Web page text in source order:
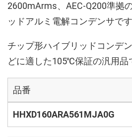
2600mArms、AEC-Q200準拠
ッドアルミ電解コンデンサです
チップ形ハイブリッドコンデ
どに適した105℃保証の汎用品
品番
HHXD160ARA561MJA0G